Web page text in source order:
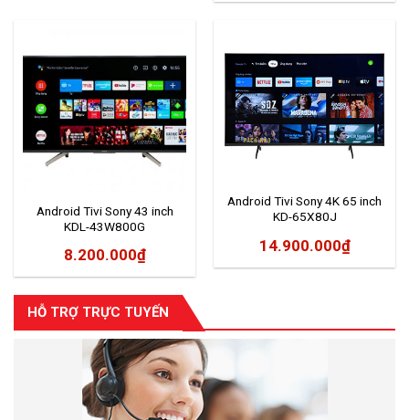
HỖ TRỢ TRỰC TUYẾN
Android Tivi Sony 43 inch
KDL-43W800G
8.200.000₫
Android Tivi Sony 4K 65 inch
KD-65X80J
14.900.000₫